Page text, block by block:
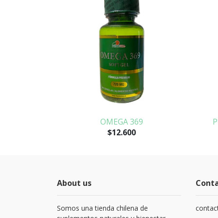
OMEGA 369
$12.600
About us
Somos una tienda chilena de